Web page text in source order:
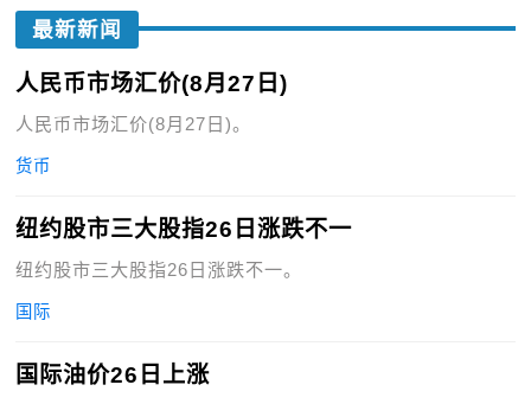
最新新闻
人民币市场汇价(8月27日)
人民币市场汇价(8月27日)。
货币
纽约股市三大股指26日涨跌不一
纽约股市三大股指26日涨跌不一。
国际
国际油价26日上涨